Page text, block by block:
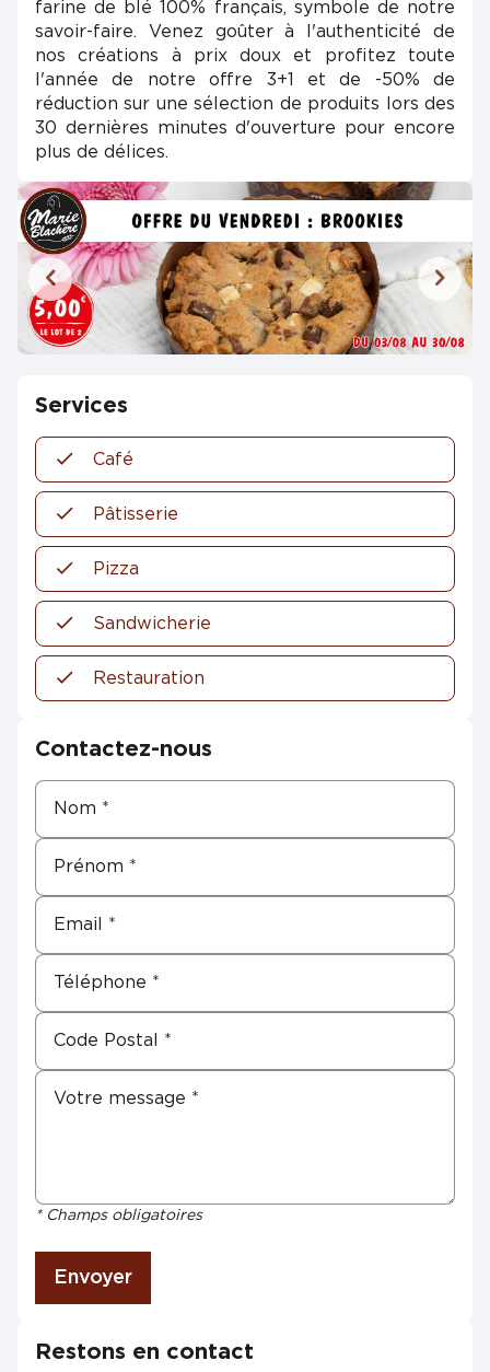
farine de blé 100% français, symbole de notre
savoir-faire. Venez goûter à l'authenticité de
nos créations à prix doux et profitez toute
l'année de notre offre 3+1 et de -50% de
réduction sur une sélection de produits lors des
30 dernières minutes d'ouverture pour encore
plus de délices.
Services
Café
Pâtisserie
Pizza
Sandwicherie
Restauration
Contactez-nous
* Champs obligatoires
Envoyer
Restons en contact